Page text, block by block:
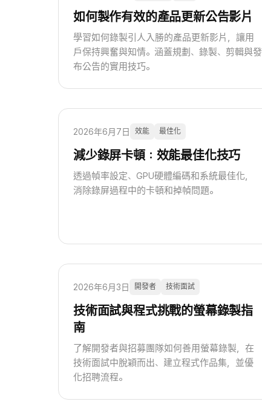
如何製作有效的產品更新公告影片
學習如何錄製引人入勝的產品更新影片，讓用
戶保持興奮與知情。涵蓋規劃、錄製、剪輯與發
布公告的實用技巧。
2026年6月7日 效能 最佳化
減少錄屏卡頓：效能最佳化技巧
透過幀率設定、GPU硬體編碼和系統最佳化，
消除錄屏過程中的卡頓和掉幀問題。
2026年6月3日 開發者 技術面試
技術面試與程式挑戰的螢幕錄製指
南
了解開發者與招募團隊如何善用螢幕錄製，在
技術面試中脫穎而出、建立程式作品集，並優
化招聘流程。